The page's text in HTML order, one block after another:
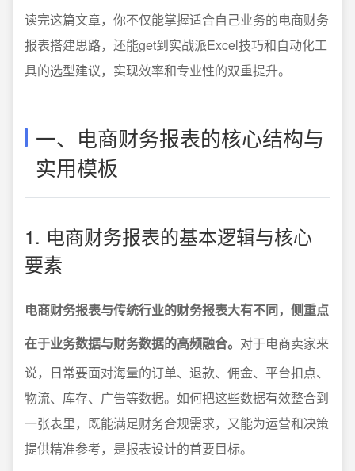
读完这篇文章，你不仅能掌握适合自己业务的电商财务
报表搭建思路，还能get到实战派Excel技巧和自动化工
具的选型建议，实现效率和专业性的双重提升。
一、电商财务报表的核心结构与
实用模板
1. 电商财务报表的基本逻辑与核心
要素
电商财务报表与传统行业的财务报表大有不同，侧重点
在于业务数据与财务数据的高频融合。 对于电商卖家来
说，日常要面对海量的订单、退款、佣金、平台扣点、
物流、库存、广告等数据。如何把这些数据有效整合到
一张表里，既能满足财务合规需求，又能为运营和决策
提供精准参考，是报表设计的首要目标。